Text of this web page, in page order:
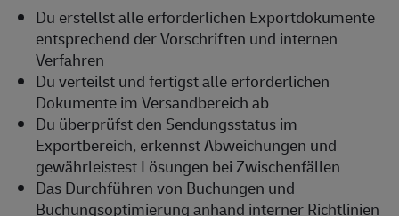
Du erstellst alle erforderlichen Exportdokumente
entsprechend der Vorschriften und internen
Verfahren
Du verteilst und fertigst alle erforderlichen
Dokumente im Versandbereich ab
Du überprüfst den Sendungsstatus im
Exportbereich, erkennst Abweichungen und
gewährleistest Lösungen bei Zwischenfällen
Das Durchführen von Buchungen und
Buchungsoptimierung anhand interner Richtlinien